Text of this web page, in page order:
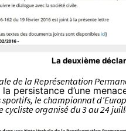
La deuxième
de la Représentation
persistance d’une
le championnat
cycliste organisé du 3 au 24